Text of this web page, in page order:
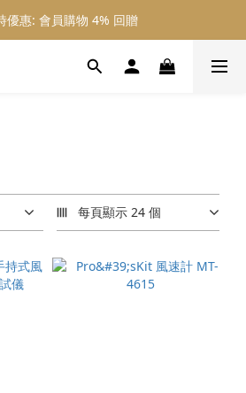
優惠: 會員購物 4% 回贈
優惠: 會員購物 4% 回贈
優惠: 滿 $800 順豐免運費
每頁顯示 24 個